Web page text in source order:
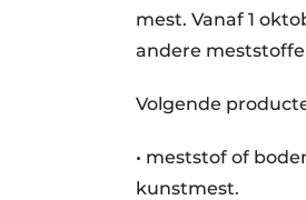
mest. Vanaf 1
andere
Volgende
• meststof of
kunstmest.